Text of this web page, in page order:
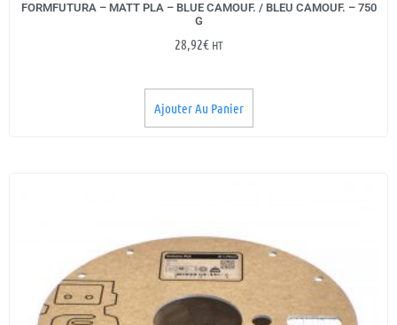
FORMFUTURA – MATT PLA – BLUE CAMOUF. / BLEU CAMOUF. – 750
G
28,92€ HT
Ajouter Au Panier